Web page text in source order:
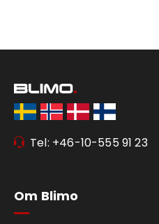
Tel: +46-10-555 91 23
Om Blimo